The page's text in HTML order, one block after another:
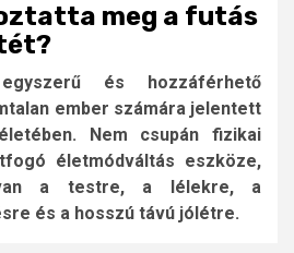
meg a futás
és hozzáférhető
ember számára jelentett
Nem csupán fizikai
életmódváltás eszköze,
a testre, a lélekre, a
és a hosszú távú jólétre.